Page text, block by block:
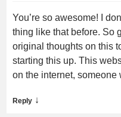
You’re so awesome! I
thing like that before. So
original thoughts on this
starting this up. This
on the internet, someone
Reply ↓